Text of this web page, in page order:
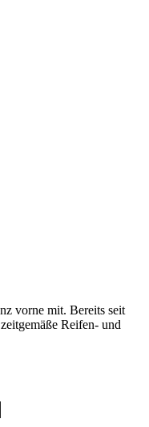
vorne mit. Bereits seit
Reifen- und